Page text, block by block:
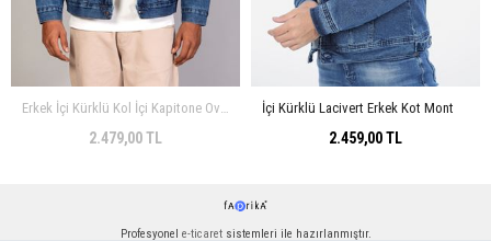
2.479,00 TL
İçi Kürklü Lacivert Erkek Kot Mont
2.459,00 TL
Profesyonel e-ticaretsistemleri ile hazırlanmıştır.